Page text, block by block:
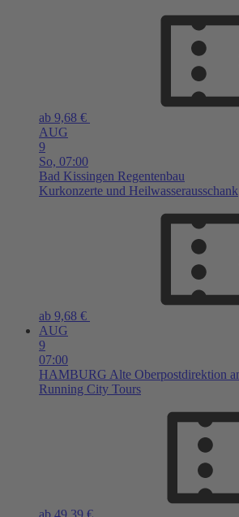
ab 9,68 €
AUG
9
So, 07:00
Bad Kissingen Regentenbau
Kurkonzerte und Heilwasserausschank
ab 9,68 €
AUG
9
07:00
HAMBURG Alte Oberpostdirektion
Running City Tours
ab 49,39 €